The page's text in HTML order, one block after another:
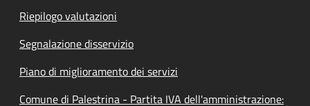
Riepilogo valutazioni
Segnalazione disservizio
Piano di miglioramento dei servizi
Comune di Palestrina - Partita IVA dell'amministrazione: